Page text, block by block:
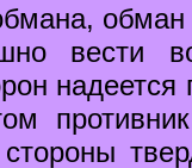
вести